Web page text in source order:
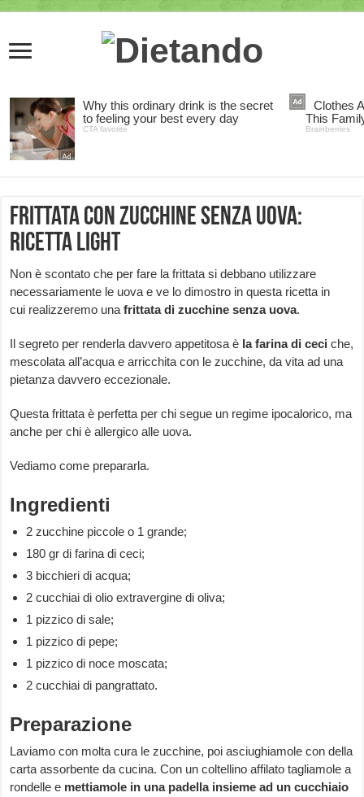
Frittata con zucchine senza uova:
ricetta light
Non è scontato che per fare la frittata si debbano utilizzare
necessariamente le uova e ve lo dimostro in questa ricetta in
cui realizzeremo unafrittata di zucchine senza uova.
Il segreto per renderla davvero appetitosa è la farina di ceci che,
mescolata all’acqua e arricchita con le zucchine, da vita ad una
pietanza davvero eccezionale.
Questa frittata è perfetta per chi segue un regime ipocalorico, ma
anche per chi è allergico alle uova.
Vediamo come prepararla.
Ingredienti
2 zucchine piccole o 1 grande;
180 gr di farina di ceci;
3 bicchieri di acqua;
2 cucchiai di olio extravergine di oliva;
1 pizzico di sale;
1 pizzico di pepe;
1 pizzico di noce moscata;
2 cucchiai di pangrattato.
Preparazione
Laviamo con molta cura le zucchine, poi asciughiamole con della
carta assorbente da cucina. Con un coltellino affilato tagliamole a
rondelle e mettiamole in una padella insieme ad un cucchiaio